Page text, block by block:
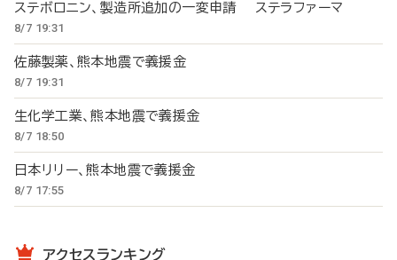
ステボロニン、製造所追加の一変申請 ステラファーマ
8/7 19:31
佐藤製薬、熊本地震で義援金
8/7 19:31
生化学工業、熊本地震で義援金
8/7 18:50
日本リリー、熊本地震で義援金
8/7 17:55
アクセスランキング